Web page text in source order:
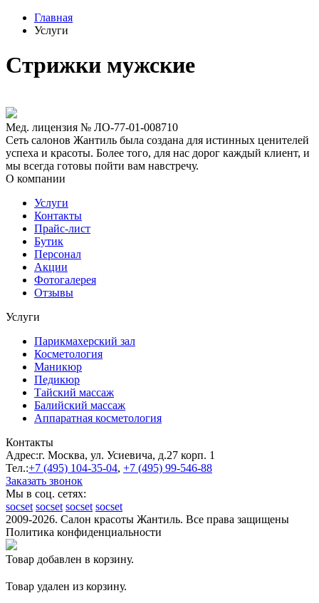
Главная
Услуги
Стрижки мужские
Мед. лицензия № ЛО-77-01-008710
Сеть салонов Жантиль была создана для истинных ценителей
успеха и красоты. Более того, для нас дорог каждый клиент, и
мы всегда готовы пойти вам навстречу.
О компании
Услуги
Контакты
Прайс-лист
Бутик
Персонал
Акции
Фотогалерея
Отзывы
Услуги
Парикмахерский зал
Косметология
Маникюр
Педикюр
Тайский массаж
Балийский массаж
Аппаратная косметология
Контакты
Адрес:г. Москва, ул. Усиевича, д.27 корп. 1
Тел.:+7 (495) 104-35-04, +7 (495) 99-546-88
Заказать звонок
Мы в соц. сетях:
socset socset socset socset
2009-2026. Салон красоты Жантиль. Все права защищены
Политика конфиденциальности
Товар добавлен в корзину.
Товар удален из корзину.